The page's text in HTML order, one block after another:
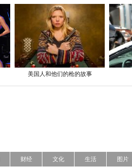
美国人和他们的枪的故事
财经 文化 生活 图片